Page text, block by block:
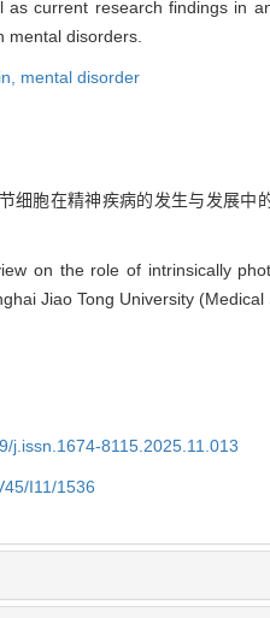
current research findings in
mental disorders.
mental disorder
细胞在精神疾病的发生与发展中
on the role of intrinsically
Jiao Tong University
j.issn.1674-8115.2025.11.013
I11/1536